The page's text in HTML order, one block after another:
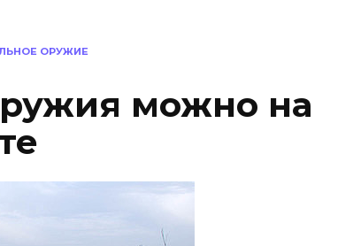
ОРУЖИЕ
можно на